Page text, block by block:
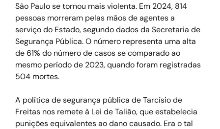
São Paulo se tornou mais violenta. Em 2024, 814
pessoas morreram pelas mãos de agentes a
serviço do Estado, segundo dados da Secretaria de
Segurança Pública. O número representa uma alta
de 61% do número de casos se comparado ao
mesmo período de 2023, quando foram registradas
504 mortes.
A política de segurança pública de Tarcísio de
Freitas nos remete à Lei de Talião, que estabelecia
punições equivalentes ao dano causado. Era o tal